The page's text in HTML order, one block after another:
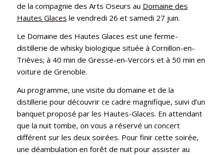
de la compagnie des Arts Oseurs au Domaine des
Hautes Glaces le vendredi 26 et samedi 27 juin.
Le Domaine des Hautes Glaces est une ferme-
distillerie de whisky biologique située à Cornillon-en-
Trièves; à 40 min de Gresse-en-Vercors et à 50 min en
voiture de Grenoble.
Au programme, une visite du domaine et de la
distillerie pour découvrir ce cadre magnifique, suivi d’un
banquet proposé par les Hautes-Glaces. En attendant
que la nuit tombe, on vous a réservé un concert
différent sur les deux soirées. Pour finir cette soirée,
une déambulation en forêt de nuit pour assister au